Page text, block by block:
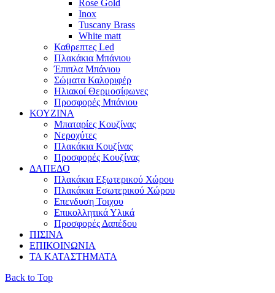
Rose Gold
Inox
Tuscany Brass
White matt
Καθρεπτες Led
Πλακάκια Μπάνιου
Έπιπλα Μπάνιου
Σώματα Καλοριφέρ
Ηλιακοί Θερμοσίφωνες
Προσφορές Μπάνιου
ΚΟΥΖΙΝΑ
Μπαταρίες Κουζίνας
Νεροχύτες
Πλακάκια Κουζίνας
Προσφορές Κουζίνας
ΔΑΠΕΔΟ
Πλακάκια Εξωτερικού Χώρου
Πλακάκια Εσωτερικού Χώρου
Επενδυση Τοιχου
Επικολλητικά Υλικά
Προσφορές Δαπέδου
ΠΙΣΙΝΑ
ΕΠΙΚΟΙΝΩΝΙΑ
ΤΑ ΚΑΤΑΣΤΗΜΑΤΑ
Back to Top